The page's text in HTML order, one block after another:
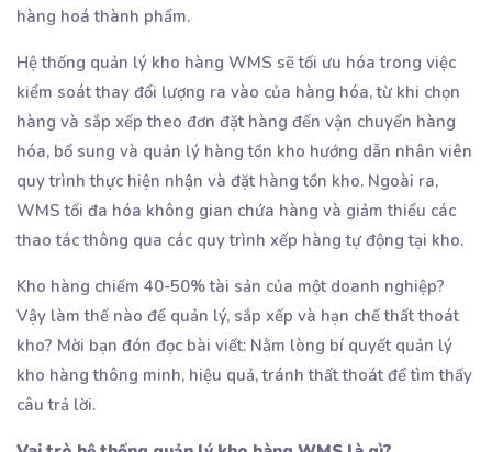
hàng hoá thành phẩm.
Hệ thống quản lý kho hàng WMS sẽ tối ưu hóa trong việc
kiểm soát thay đổi lượng ra vào của hàng hóa, từ khi chọn
hàng và sắp xếp theo đơn đặt hàng đến vận chuyển hàng
hóa, bổ sung và quản lý hàng tồn kho hướng dẫn nhân viên
quy trình thực hiện nhận và đặt hàng tồn kho. Ngoài ra,
WMS tối đa hóa không gian chứa hàng và giảm thiểu các
thao tác thông qua các quy trình xếp hàng tự động tại kho.
Kho hàng chiếm 40-50% tài sản của một doanh nghiệp?
Vậy làm thế nào để quản lý, sắp xếp và hạn chế thất thoát
kho? Mời bạn đón đọc bài viết: Nằm lòng bí quyết quản lý
kho hàng thông minh, hiệu quả, tránh thất thoát để tìm thấy
câu trả lời.